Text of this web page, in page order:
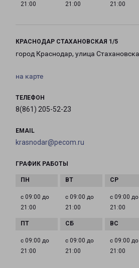
21:00
21:00
21:00
КРАСНОДАР СТАХАНОВСКАЯ 1/5
город Краснодар, улица
на карте
ТЕЛЕФОН
8(861) 205-52-23
EMAIL
krasnodar@pecom.ru
ГРАФИК РАБОТЫ
с 09:00 до
21:00
с 09:00 до
21:00
с 09:00 до
21:00
с 09:00 до
21:00
с 09:00 до
21:00
с 09:00 до
21:00